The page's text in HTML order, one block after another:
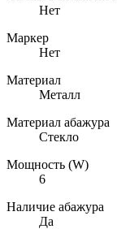
Нет
Маркер
Нет
Материал
Металл
Материал абажура
Стекло
Мощность (W)
6
Наличие абажура
Да